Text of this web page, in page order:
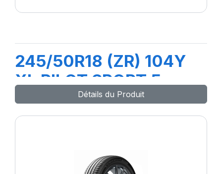
245/50R18 (ZR) 104Y
XL PILOT SPORT 5
Détails du Produit